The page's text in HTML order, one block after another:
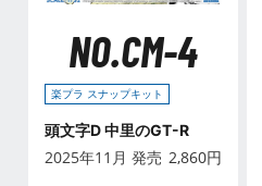
NO.CM-4
楽プラ スナップキット
頭文字D 中里のGT-R
2025年11月 発売 2,860円